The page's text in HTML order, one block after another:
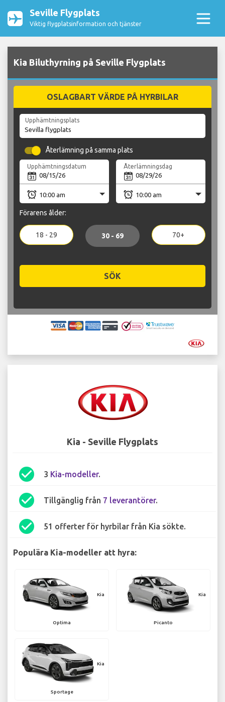
Seville Flygplats
Viktig flygplatsinformation och tjänster
Kia Biluthyrning på Seville Flygplats
OSLAGBART VÄRDE PÅ HYRBILAR
Upphämtningsplats
Återlämning på samma plats
Upphämtningsdatum Återlämningsdag
Förarens ålder:
18 - 29 30 - 69 70+
SÖK
Kia - Seville Flygplats
check_circle 3 Kia-modeller.
check_circle Tillgänglig från 7 leverantörer.
check_circle 51 offerter för hyrbilar från Kia sökte.
Populära Kia-modeller att hyra:
Kia
Optima
Kia
Picanto
Kia
Sportage